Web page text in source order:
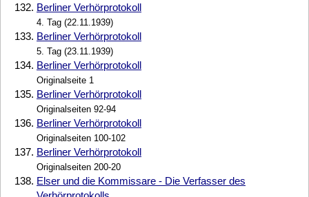
132. Berliner Verhörprotokoll
4. Tag (22.11.1939)
133. Berliner Verhörprotokoll
5. Tag (23.11.1939)
134. Berliner Verhörprotokoll
Originalseite 1
135. Berliner Verhörprotokoll
Originalseiten 92-94
136. Berliner Verhörprotokoll
Originalseiten 100-102
137. Berliner Verhörprotokoll
Originalseiten 200-20
138. Elser und die Kommissare - Die Verfasser des